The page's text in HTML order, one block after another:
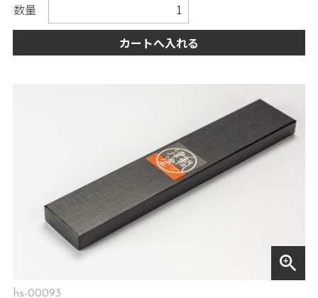
数量
カートへ入れる
zoom_in
hs-00093